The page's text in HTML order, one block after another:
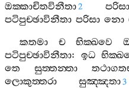
ඔක‍්කාචිතවිනීතා2 පරිසා
පටිපුච‍්ඡාවිනීතා පරිසා නො
කතමා
ච භික‍්ඛවෙ
පටිපුච‍්ඡාවිනීතා: ඉධ
තෙ
සුත‍්තන‍්තා
ලොකුත‍්තරා
සුඤ‍්ඤතා3